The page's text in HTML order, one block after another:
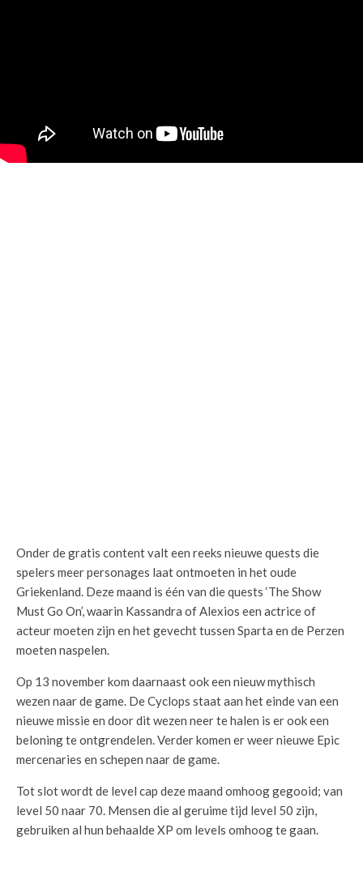
Onder de gratis content valt een reeks nieuwe quests die
spelers meer personages laat ontmoeten in het oude
Griekenland. Deze maand is één van die quests ‘The Show
Must Go On’, waarin Kassandra of Alexios een actrice of
acteur moeten zijn en het gevecht tussen Sparta en de Perzen
moeten naspelen.
Op 13 november kom daarnaast ook een nieuw mythisch
wezen naar de game. De Cyclops staat aan het einde van een
nieuwe missie en door dit wezen neer te halen is er ook een
beloning te ontgrendelen. Verder komen er weer nieuwe Epic
mercenaries en schepen naar de game.
Tot slot wordt de level cap deze maand omhoog gegooid; van
level 50 naar 70. Mensen die al geruime tijd level 50 zijn,
gebruiken al hun behaalde XP om levels omhoog te gaan.